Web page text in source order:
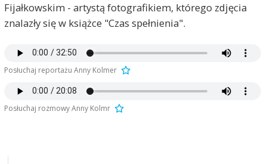
Fijałkowskim - artystą fotografikiem, którego zdjęcia
znalazły się w książce "Czas spełnienia".
Posłuchaj reportażu Anny Kolmer
Posłuchaj rozmowy Anny Kolmr